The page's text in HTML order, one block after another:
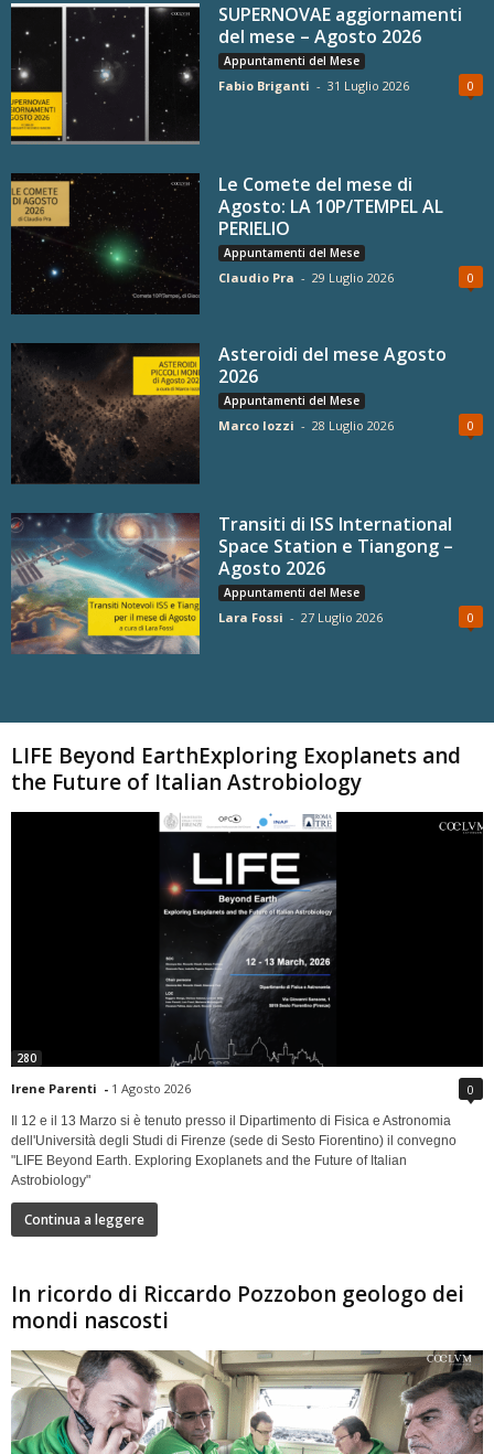
SUPERNOVAE aggiornamenti
del mese – Agosto 2026
Appuntamenti del Mese
Fabio Briganti - 31 Luglio 2026 0
Le Comete del mese di
Agosto: LA 10P/TEMPEL AL
PERIELIO
Appuntamenti del Mese
Claudio Pra - 29 Luglio 2026 0
Asteroidi del mese Agosto
2026
Appuntamenti del Mese
Marco Iozzi - 28 Luglio 2026 0
Transiti di ISS International
Space Station e Tiangong –
Agosto 2026
Appuntamenti del Mese
Lara Fossi - 27 Luglio 2026 0
LIFE Beyond EarthExploring Exoplanets and
the Future of Italian Astrobiology
280
Irene Parenti - 1 Agosto 2026 0
Il 12 e il 13 Marzo si è tenuto presso il Dipartimento di Fisica e Astronomia
dell'Università degli Studi di Firenze (sede di Sesto Fiorentino) il convegno
"LIFE Beyond Earth. Exploring Exoplanets and the Future of Italian
Astrobiology"
Continua a leggere
In ricordo di Riccardo Pozzobon geologo dei
mondi nascosti